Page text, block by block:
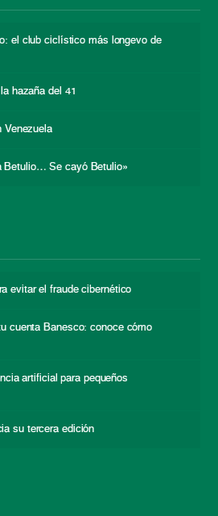
el club ciclístico más longevo de
hazaña del 41
Venezuela
Betulio… Se cayó Betulio»
evitar el fraude cibernético
cuenta Banesco: conoce cómo
artificial para pequeños
su tercera edición